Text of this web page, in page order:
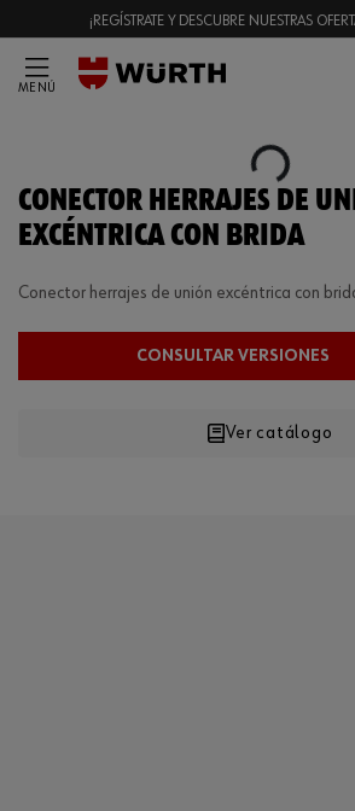
¡REGÍSTRATE Y DESCUBRE NUESTRAS
MENÚ
Loading...
CONECTOR HERRAJES DE
EXCÉNTRICA CON BRIDA
Conector herrajes de unión excéntrica con
CONSULTAR VERSIONES
Ver catálogo